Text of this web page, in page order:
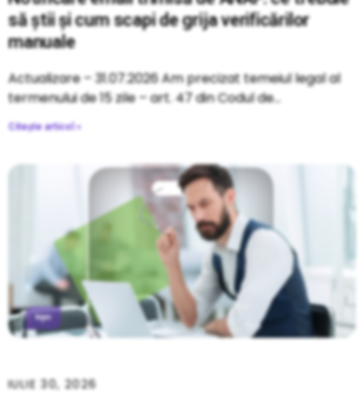
să știi și cum scapi de grija verificărilor
manuale
Actualizare – 31.07.2026 Am precizat temeiul legal al
termenului de 15 zile – art. 47 din Codul de
Citește articol »
IULIE 30, 2026